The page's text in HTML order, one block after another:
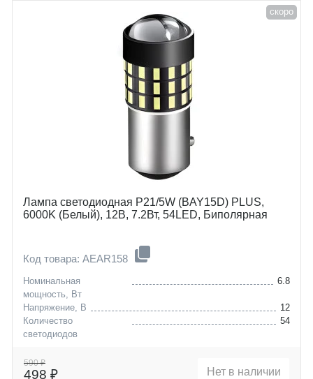
скоро
Лампа светодиодная P21/5W (BAY15D) PLUS,
6000K (Белый), 12В, 7.2Вт, 54LED, Биполярная
Код товара: AEAR158
Номинальная
мощность, Вт
6.8
Напряжение, В
12
Количество
светодиодов
54
590 ₽
498 ₽ Нет в наличии